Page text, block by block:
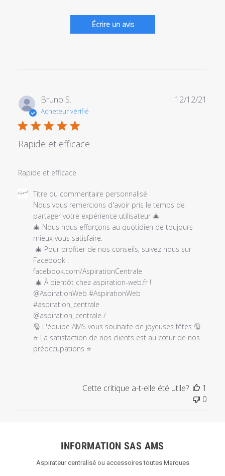
Écrire un avis
Bruno S.
Acheteur vérifié
Rapide et efficace
Rapide et efficace
Commentaires
propriétaire
magasin
l'examen
commentaire
personnalisé
Titre du commentaire personnalisé
Nous vous remercions d'avoir pris le temps de
partager votre expérience utilisateur ‎‍🎄
‎‍🎄 Nous nous efforçons au quotidien de toujours
mieux vous satisfaire.
Facebook :
facebook.com/AspirationCentrale
@AspirationWeb #AspirationWeb
#aspiration_centrale
@aspiration_centrale /
🎅 L'équipe AMS vous souhaite de joyeuses fêtes 🎅
⭐ La satisfaction de nos clients est au cœur de nos
préoccupations ⭐
12/12/21
Cette critique a-t-elle été utile?
1
0
INFORMATION SAS AMS
Aspirateur centralisé ou accessoires toutes Marques